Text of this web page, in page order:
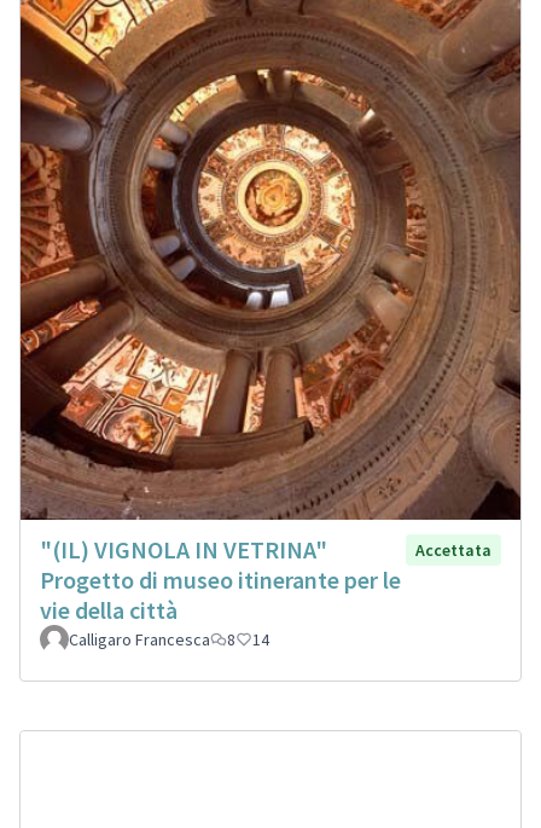
"(IL) VIGNOLA IN VETRINA"
Progetto di museo itinerante per le
vie della città
Accettata
Calligaro Francesca 8 14